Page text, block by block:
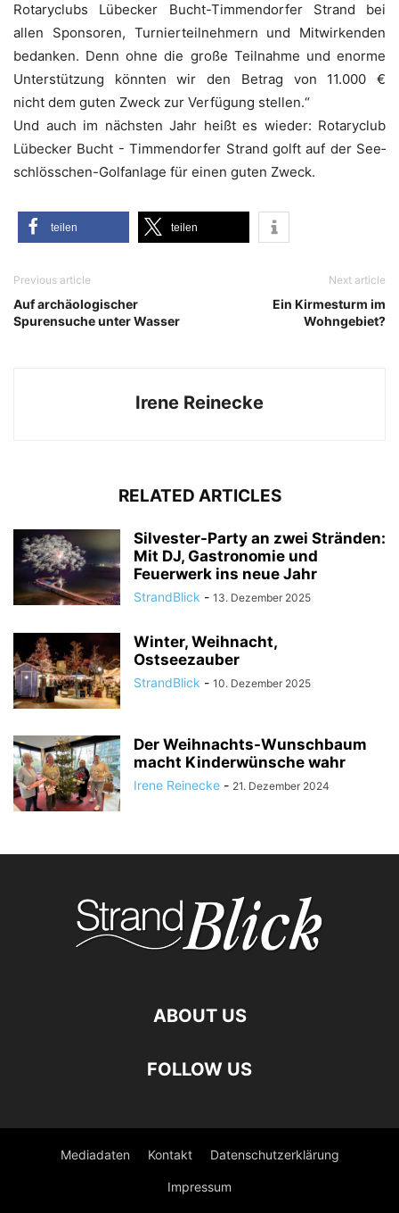
Rota­ryclubs Lübe­cker Bucht-Tim­men­dor­fer Strand bei
allen Spon­so­ren, Tur­nier­teil­neh­mern und Mit­wir­ken­den
bedan­ken. Denn ohne die gro­ße Teil­nah­me und enor­me
Unter­stüt­zung könn­ten wir den Betrag von 11.000 €
nicht dem guten Zweck zur Ver­fü­gung stellen.“
Und auch im nächs­ten Jahr heißt es wie­der: Rota­ryclub
Lübe­cker Bucht - Tim­men­dor­fer Strand golft auf der See­
schlöss­chen-Golf­an­la­ge für einen guten Zweck.
tei­len tei­len
Previous article
Auf archäologischer
Spurensuche unter Wasser
Next article
Ein Kirmesturm im
Wohngebiet?
Irene Reinecke
RELATED ARTICLES
Silvester-Party an zwei Stränden:
Mit DJ, Gastronomie und
Feuerwerk ins neue Jahr
StrandBlick - 13. Dezember 2025
Winter, Weihnacht,
Ostseezauber
StrandBlick - 10. Dezember 2025
Der Weihnachts-Wunschbaum
macht Kinderwünsche wahr
Irene Reinecke - 21. Dezember 2024
ABOUT US
FOLLOW US
Mediadaten Kontakt Datenschutzerklärung
Impressum